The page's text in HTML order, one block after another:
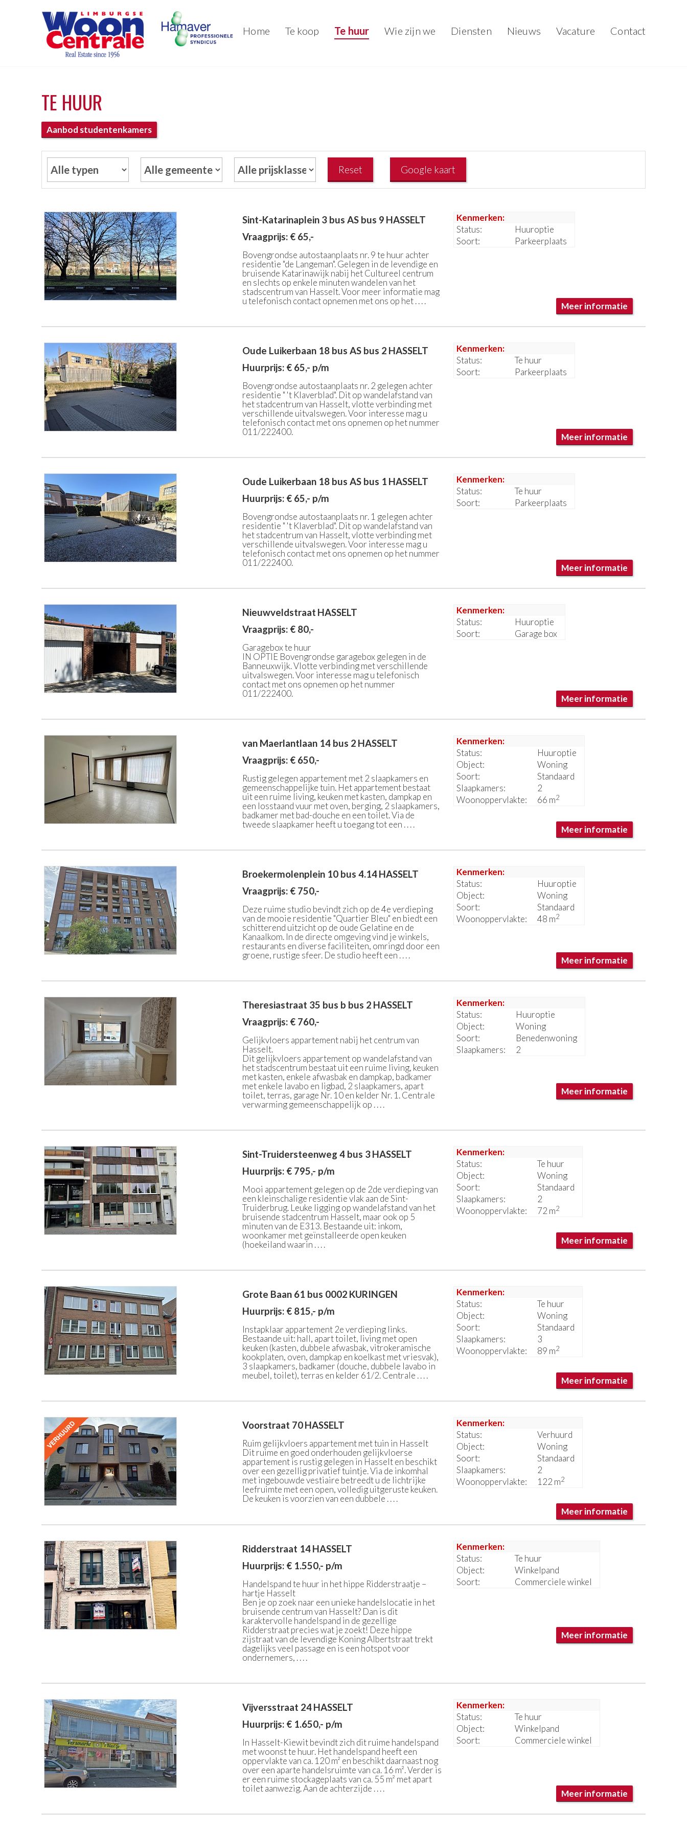
Home Te koop Te huur Wie zijn we Diensten Nieuws Vacature Contact
TE HUUR
Aanbod studentenkamers
Sint-Katarinaplein 3 bus AS bus 9 HASSELT
Vraagprijs: € 65,-
Bovengrondse autostaanplaats nr. 9 te huur achter
residentie "de Langeman". Gelegen in de levendige en
bruisende Katarinawijk nabij het Cultureel centrum
en slechts op enkele minuten wandelen van het
stadscentrum van Hasselt. Voor meer informatie mag
u telefonisch contact opnemen met ons op het . . . .
Kenmerken:
Status:
Huuroptie
Soort:
Parkeerplaats
Meer informatie
Oude Luikerbaan 18 bus AS bus 2 HASSELT
Huurprijs: € 65,- p/m
Bovengrondse autostaanplaats nr. 2 gelegen achter
residentie " 't Klaverblad". Dit op wandelafstand van
het stadcentrum van Hasselt, vlotte verbinding met
verschillende uitvalswegen. Voor interesse mag u
telefonisch contact met ons opnemen op het nummer
011/222400.
Kenmerken:
Status:
Te huur
Soort:
Parkeerplaats
Meer informatie
Oude Luikerbaan 18 bus AS bus 1 HASSELT
Huurprijs: € 65,- p/m
Bovengrondse autostaanplaats nr. 1 gelegen achter
residentie " 't Klaverblad". Dit op wandelafstand van
het stadcentrum van Hasselt, vlotte verbinding met
verschillende uitvalswegen. Voor interesse mag u
telefonisch contact met ons opnemen op het nummer
011/222400.
Kenmerken:
Status:
Te huur
Soort:
Parkeerplaats
Meer informatie
Nieuwveldstraat HASSELT
Vraagprijs: € 80,-
Garagebox te huur
IN OPTIE Bovengrondse garagebox gelegen in de
Banneuxwijk. Vlotte verbinding met verschillende
uitvalswegen. Voor interesse mag u telefonisch
contact met ons opnemen op het nummer
011/222400.
Kenmerken:
Status:
Huuroptie
Soort:
Garage box
Meer informatie
van Maerlantlaan 14 bus 2 HASSELT
Vraagprijs: € 650,-
Rustig gelegen appartement met 2 slaapkamers en
gemeenschappelijke tuin. Het appartement bestaat
uit een ruime living, keuken met kasten, dampkap en
een losstaand vuur met oven, berging, 2 slaapkamers,
badkamer met bad-douche en een toilet. Via de
tweede slaapkamer heeft u toegang tot een . . . .
Kenmerken:
Status:
Huuroptie
Object:
Woning
Soort:
Standaard
Slaapkamers:
2
Woonoppervlakte:
66 m2
Meer informatie
Broekermolenplein 10 bus 4.14HASSELT
Vraagprijs: € 750,-
Deze ruime studio bevindt zich op de 4e verdieping
van de mooie residentie "Quartier Bleu" en biedt een
schitterend uitzicht op de oude Gelatine en de
Kanaalkom. In de directe omgeving vind je winkels,
restaurants en diverse faciliteiten, omringd door een
groene, rustige sfeer. De studio heeft een . . . .
Kenmerken:
Status:
Huuroptie
Object:
Woning
Soort:
Standaard
Woonoppervlakte:
48 m2
Meer informatie
Theresiastraat 35 bus b bus 2 HASSELT
Vraagprijs: € 760,-
Gelijkvloers appartement nabij het centrum van
Hasselt.
Dit gelijkvloers appartement op wandelafstand van
het stadscentrum bestaat uit een ruime living, keuken
met kasten, enkele afwasbak en dampkap, badkamer
met enkele lavabo en ligbad, 2 slaapkamers, apart
toilet, terras, garage Nr. 10 en kelder Nr. 1. Centrale
verwarming gemeenschappelijk op . . . .
Kenmerken:
Status:
Huuroptie
Object:
Woning
Soort:
Benedenwoning
Slaapkamers:
2
Meer informatie
Sint-Truidersteenweg 4 bus 3HASSELT
Huurprijs: € 795,- p/m
Mooi appartement gelegen op de 2de verdieping van
een kleinschalige residentie vlak aan de Sint-
Truiderbrug. Leuke ligging op wandelafstand van het
bruisende stadcentrum Hasselt, maar ook op 5
minuten van de E313. Bestaande uit: inkom,
woonkamer met geïnstalleerde open keuken
(hoekeiland waarin . . . .
Kenmerken:
Status:
Te huur
Object:
Woning
Soort:
Standaard
Slaapkamers:
2
Woonoppervlakte:
72 m2
Meer informatie
Grote Baan 61 bus 0002 KURINGEN
Huurprijs: € 815,- p/m
Instapklaar appartement 2e verdieping links.
Bestaande uit: hall, apart toilet, living met open
keuken (kasten, dubbele afwasbak, vitrokeramische
kookplaten, oven, dampkap en koelkast met vriesvak),
3 slaapkamers, badkamer (douche, dubbele lavabo in
meubel, toilet), terras en kelder 61/2. Centrale . . . .
Kenmerken:
Status:
Te huur
Object:
Woning
Soort:
Standaard
Slaapkamers:
3
Woonoppervlakte:
89 m2
Meer informatie
Voorstraat 70HASSELT
Ruim gelijkvloers appartement met tuin in Hasselt
Dit ruime en goed onderhouden gelijkvloerse
appartement is rustig gelegen in Hasselt en beschikt
over een gezellig privatief tuintje. Via de inkomhal
met ingebouwde vestiaire betreedt u de lichtrijke
leefruimte met een open, volledig uitgeruste keuken.
De keuken is voorzien van een dubbele . . . .
Kenmerken:
Status:
Verhuurd
Object:
Woning
Soort:
Standaard
Slaapkamers:
2
Woonoppervlakte:
122 m2
Meer informatie
Ridderstraat 14HASSELT
Huurprijs: € 1.550,- p/m
Handelspand te huur in het hippe Ridderstraatje –
hartje Hasselt
Ben je op zoek naar een unieke handelslocatie in het
bruisende centrum van Hasselt? Dan is dit
karaktervolle handelspand in de gezellige
Ridderstraat precies wat je zoekt! Deze hippe
zijstraat van de levendige Koning Albertstraat trekt
dagelijks veel passage en is een hotspot voor
ondernemers, . . . .
Kenmerken:
Status:
Te huur
Object:
Winkelpand
Soort:
Commerciele winkel
Meer informatie
Vijversstraat 24HASSELT
Huurprijs: € 1.650,- p/m
In Hasselt-Kiewit bevindt zich dit ruime handelspand
met woonst te huur. Het handelspand heeft een
oppervlakte van ca. 120 m² en beschikt daarnaast nog
over een aparte handelsruimte van ca. 16 m². Verder is
er een ruime stockageplaats van ca. 55 m² met apart
toilet aanwezig. Aan de achterzijde . . . .
Kenmerken:
Status:
Te huur
Object:
Winkelpand
Soort:
Commerciele winkel
Meer informatie